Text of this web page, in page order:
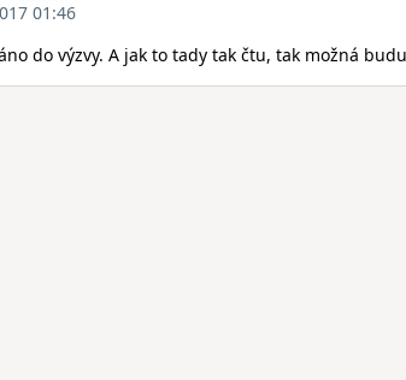
01:46
do výzvy. A jak to tady tak čtu, tak možná